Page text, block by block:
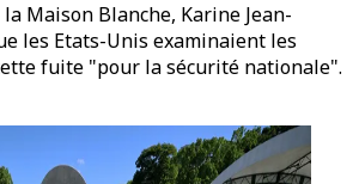
Maison Blanche, Karine Jean-
les Etats-Unis examinaient les
fuite "pour la sécurité nationale".